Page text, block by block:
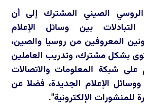
الصيني المشترك إلى أن
التبادلات بين وسائل الإعلام
المعروفين من روسيا والصين،
بشكل مشترك، وتدريب العاملين
على شبكة المعلومات والاتصالات
ووسائل الإعلام الجديدة، فضلا عن
للمنشورات الإلكترونية".